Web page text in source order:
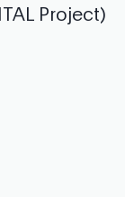
Project)